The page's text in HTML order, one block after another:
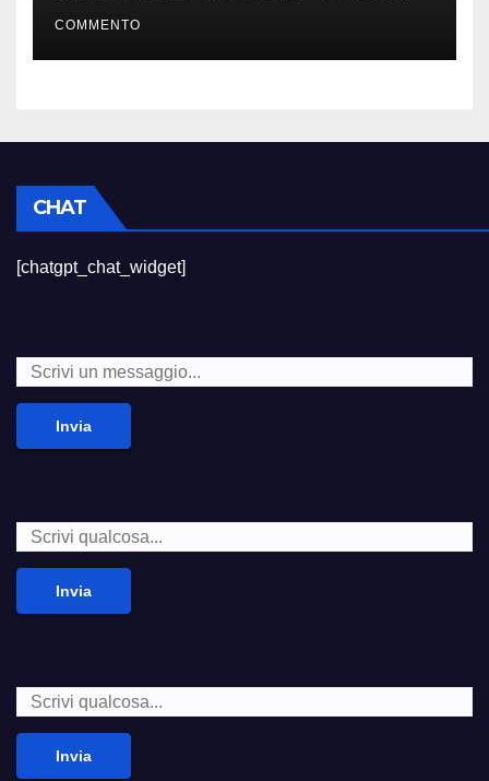
COMMENTO
CHAT
[chatgpt_chat_widget]
Invia
Invia
Invia